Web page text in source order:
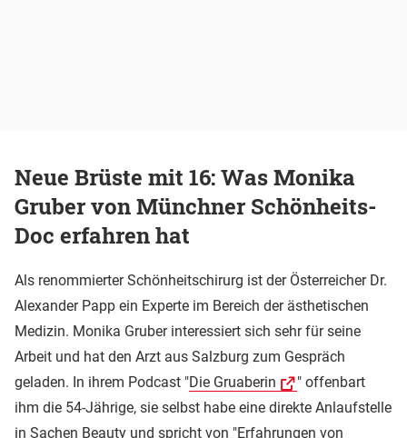
Neue Brüste mit 16: Was Monika
Gruber von Münchner Schönheits-
Doc erfahren hat
Als renommierter Schönheitschirurg ist der Österreicher Dr.
Alexander Papp ein Experte im Bereich der ästhetischen
Medizin. Monika Gruber interessiert sich sehr für seine
Arbeit und hat den Arzt aus Salzburg zum Gespräch
geladen. In ihrem Podcast "Die Gruaberin
" offenbart
ihm die 54-Jährige, sie selbst habe eine direkte Anlaufstelle
in Sachen Beauty und spricht von "Erfahrungen von